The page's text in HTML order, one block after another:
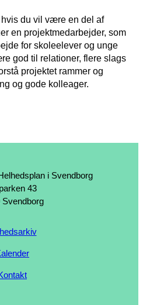
du vil være en del af
en projektmedarbejder, som
for skoleelever og unge
god til relationer, flere slags
projektet rammer og
og gode kolleager.
i Svendborg
43
Svendborg